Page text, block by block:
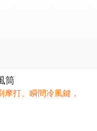
筒
打、瞬間冷風鍵，